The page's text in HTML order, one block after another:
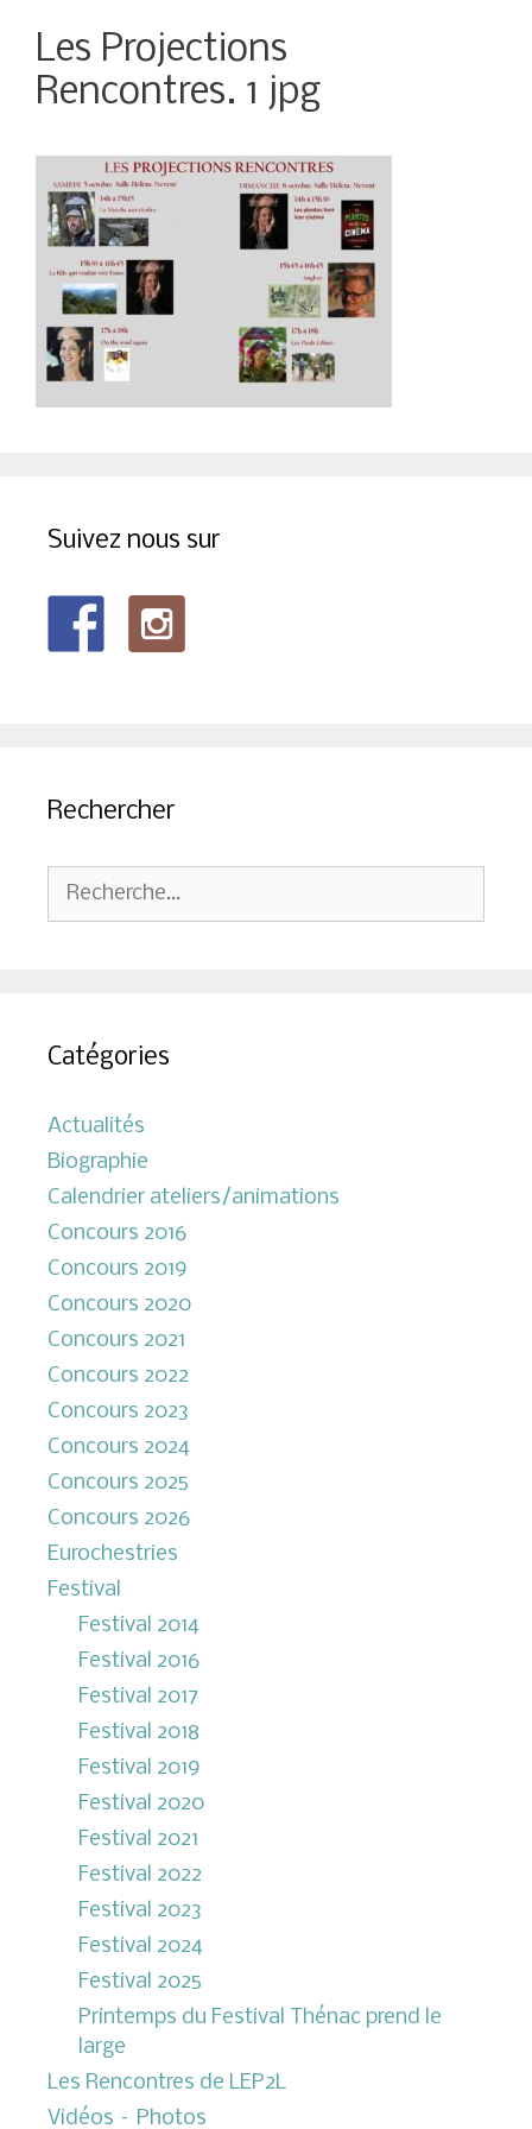
Les Projections
Rencontres. 1 jpg
Suivez nous sur
Rechercher
Rechercher :
Catégories
Actualités
Biographie
Calendrier ateliers/animations
Concours 2016
Concours 2019
Concours 2020
Concours 2021
Concours 2022
Concours 2023
Concours 2024
Concours 2025
Concours 2026
Eurochestries
Festival
Festival 2014
Festival 2016
Festival 2017
Festival 2018
Festival 2019
Festival 2020
Festival 2021
Festival 2022
Festival 2023
Festival 2024
Festival 2025
Printemps du Festival Thénac prend le
large
Les Rencontres de LEP2L
Vidéos – Photos